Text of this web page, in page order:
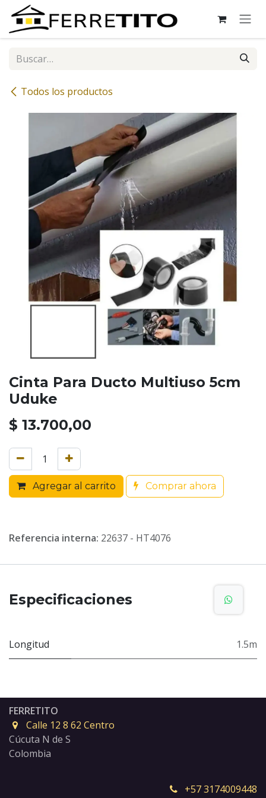
Ir al contenido
Todos los productos
Cinta Para Ducto Multiuso 5cm
Uduke
$ 13.700,00
Agregar al carrito Comprar ahora
Referencia interna: 22637 - HT4076
Especificaciones
Longitud 1.5m
FERRETITO
Calle 12 8 62 Centro
Cúcuta N de S
Colombia
+57 3174009448